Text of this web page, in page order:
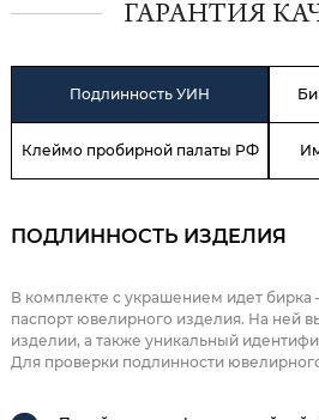
ГАРАНТИЯ
Подлинность УИН
Клеймо пробирной палаты РФ
ПОДЛИННОСТЬ ИЗДЕЛИЯ
В комплекте с украшением идет
паспорт ювелирного изделия. На ней
изделии, а также уникальный
Для проверки подлинности